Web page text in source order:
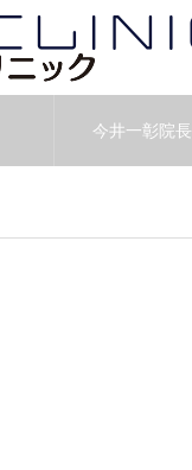
今井一彰院長